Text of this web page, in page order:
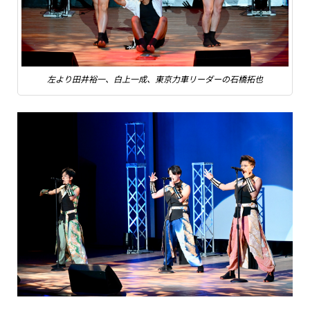
左より田井裕一、白上一成、東京力車リーダーの石橋拓也